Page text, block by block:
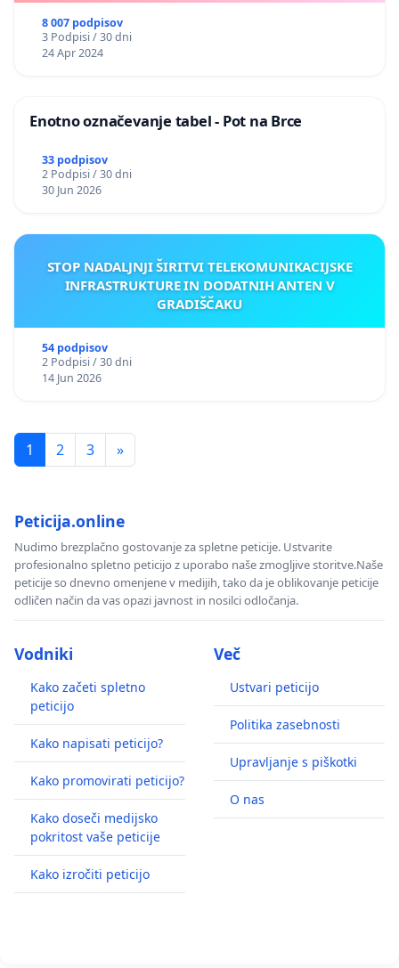
8 007 podpisov
3 Podpisi / 30 dni
24 Apr 2024
Enotno označevanje tabel - Pot na Brce
33 podpisov
2 Podpisi / 30 dni
30 Jun 2026
STOP NADALJNJI ŠIRITVI TELEKOMUNIKACIJSKE
INFRASTRUKTURE IN DODATNIH ANTEN V
GRADIŠČAKU
54 podpisov
2 Podpisi / 30 dni
14 Jun 2026
1 2 3 »
Peticija.online
Nudimo brezplačno gostovanje za spletne peticije. Ustvarite
profesionalno spletno peticijo z uporabo naše zmogljive storitve.Naše
peticije so dnevno omenjene v medijih, tako da je oblikovanje peticije
odličen način da vas opazi javnost in nosilci odločanja.
Vodniki
Kako začeti spletno
peticijo
Kako napisati peticijo?
Kako promovirati peticijo?
Kako doseči medijsko
pokritost vaše peticije
Kako izročiti peticijo
Več
Ustvari peticijo
Politika zasebnosti
Upravljanje s piškotki
O nas